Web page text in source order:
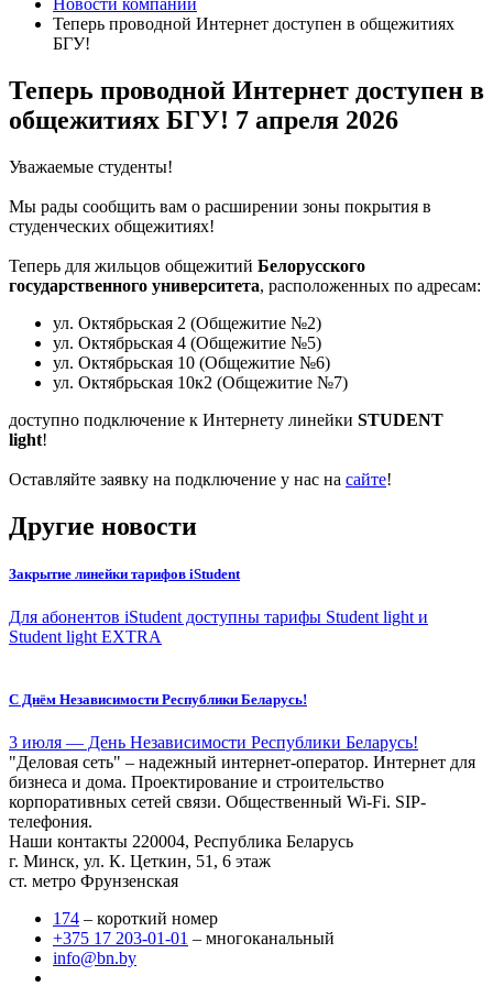
Новости компании
Теперь проводной Интернет доступен в общежитиях
БГУ!
Теперь проводной Интернет доступен в
общежитиях БГУ! 7 апреля 2026
Уважаемые студенты!
Мы рады сообщить вам о расширении зоны покрытия в
студенческих общежитиях!
Теперь для жильцов общежитий Белорусского
государственного университета, расположенных по адресам:
ул. Октябрьская 2 (Общежитие №2)
ул. Октябрьская 4 (Общежитие №5)
ул. Октябрьская 10 (Общежитие №6)
ул. Октябрьская 10к2 (Общежитие №7)
доступно подключение к Интернету линейки STUDENT
light!
Оставляйте заявку на подключение у нас на сайте!
Другие новости
Закрытие линейки тарифов iStudent
Для абонентов iStudent доступны тарифы Student light и
Student light EXTRA
С Днём Независимости Республики Беларусь!
3 июля — День Независимости Республики Беларусь!
"Деловая сеть" – надежный интернет-оператор. Интернет для
бизнеса и дома. Проектирование и строительство
корпоративных сетей связи. Общественный Wi-Fi. SIP-
телефония.
Наши контакты 220004, Республика Беларусь
г. Минск, ул. К. Цеткин, 51, 6 этаж
ст. метро Фрунзенская
174 – короткий номер
+375 17 203-01-01 – многоканальный
info@bn.by